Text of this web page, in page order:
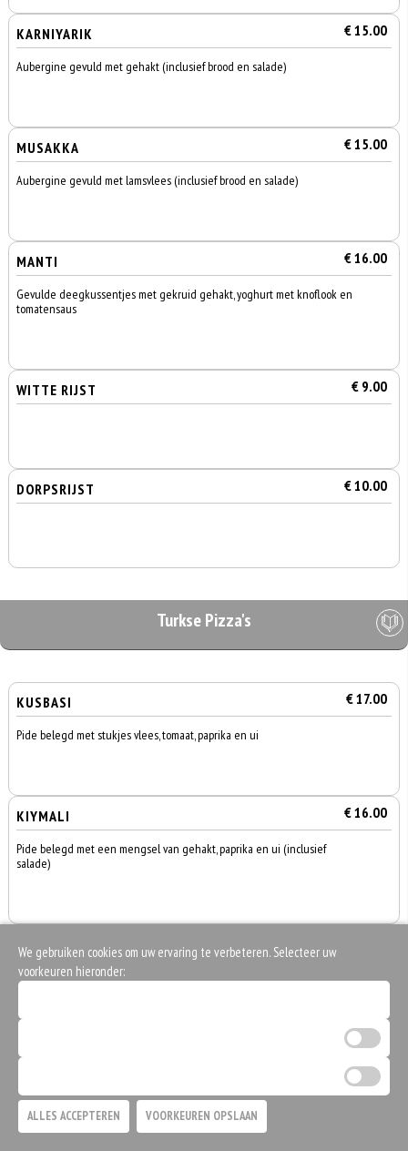
KARNIYARIK € 15.00
Aubergine gevuld met gehakt (inclusief brood en salade)
MUSAKKA € 15.00
Aubergine gevuld met lamsvlees (inclusief brood en salade)
MANTI € 16.00
Gevulde deegkussentjes met gekruid gehakt, yoghurt met knoflook en
tomatensaus
WITTE RIJST € 9.00
DORPSRIJST € 10.00
Turkse Pizza's
KUSBASI € 17.00
Pide belegd met stukjes vlees, tomaat, paprika en ui
KIYMALI € 16.00
Pide belegd met een mengsel van gehakt, paprika en ui (inclusief
salade)
PEYNIRLI
Pide belegd met féta kaas, paprika en ui
SUCUKLU € 16.00
Pide belegd met Turkse worst, kaas, paprika en ui
€ 0,00
We gebruiken cookies om uw ervaring te verbeteren. Selecteer uw
voorkeuren hieronder:
ALLES ACCEPTEREN VOORKEUREN OPSLAAN